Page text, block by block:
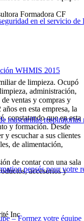
en el servicio de
WHMIS 2015
mascarillas respiratorias
pensés pour votre
– Formez votre équipe
de limpieza. Ocupó
administración,
ventas y compras y
en esta empresa, la
constatando que en esta
y formación. Desde
y escuchar a sus clientes
de alimentación,
de contar con una sala
accesorios y